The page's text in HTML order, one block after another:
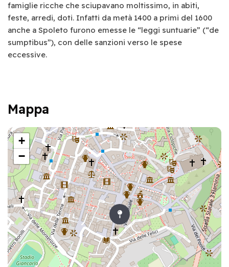
famiglie ricche che sciupavano moltissimo, in abiti,
feste, arredi, doti. Infatti da metà 1400 a primi del 1600
anche a Spoleto furono emesse le “leggi suntuarie” (“de
sumptibus”), con delle sanzioni verso le spese
eccessive.
Mappa
+
−